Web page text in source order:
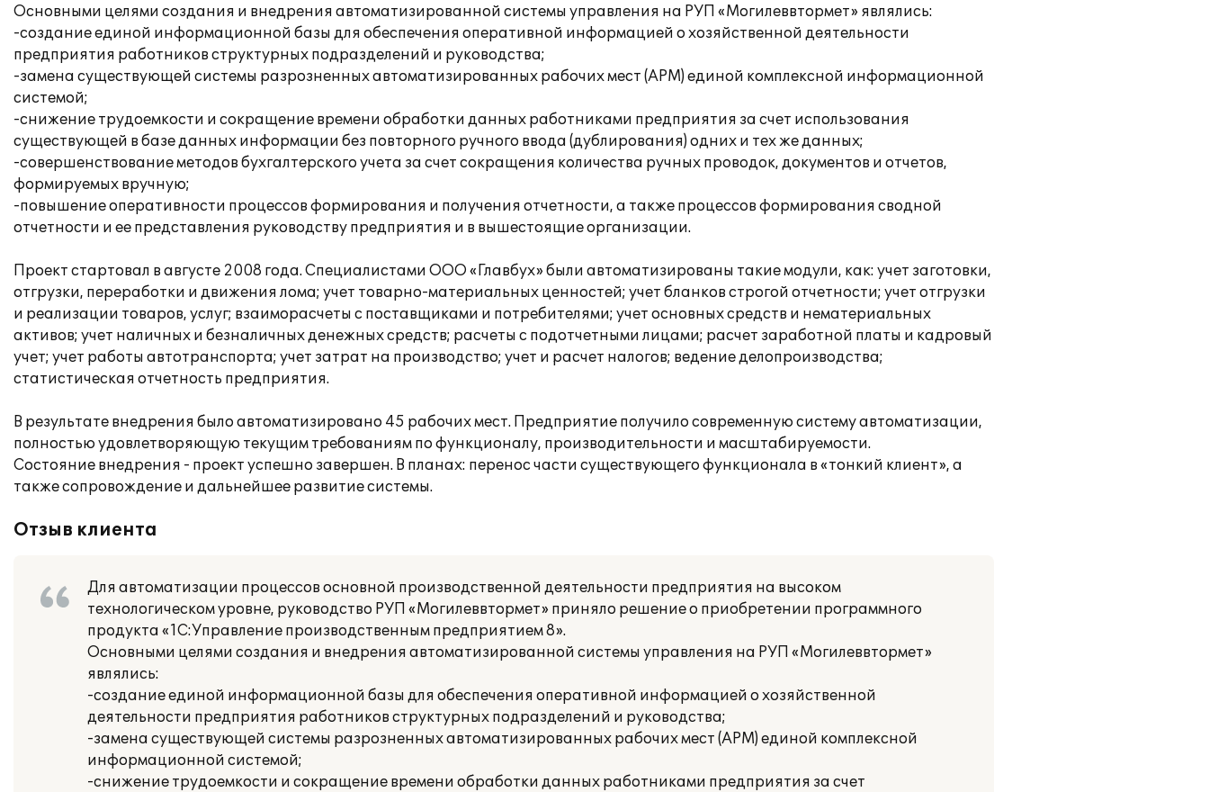
Основными целями создания и внедрения автоматизированной системы управления на РУП «Могилеввтормет» являлись:
-создание единой информационной базы для обеспечения оперативной информацией о хозяйственной деятельности
предприятия работников структурных подразделений и руководства;
-замена существующей системы разрозненных автоматизированных рабочих мест (АРМ) единой комплексной информационной
системой;
-снижение трудоемкости и сокращение времени обработки данных работниками предприятия за счет использования
существующей в базе данных информации без повторного ручного ввода (дублирования) одних и тех же данных;
-совершенствование методов бухгалтерского учета за счет сокращения количества ручных проводок, документов и отчетов,
формируемых вручную;
-повышение оперативности процессов формирования и получения отчетности, а также процессов формирования сводной
отчетности и ее представления руководству предприятия и в вышестоящие организации.
Проект стартовал в августе 2008 года. Специалистами ООО «Главбух» были автоматизированы такие модули, как: учет заготовки,
отгрузки, переработки и движения лома; учет товарно-материальных ценностей; учет бланков строгой отчетности; учет отгрузки
и реализации товаров, услуг; взаиморасчеты с поставщиками и потребителями; учет основных средств и нематериальных
активов; учет наличных и безналичных денежных средств; расчеты с подотчетными лицами; расчет заработной платы и кадровый
учет; учет работы автотранспорта; учет затрат на производство; учет и расчет налогов; ведение делопроизводства;
статистическая отчетность предприятия.
В результате внедрения было автоматизировано 45 рабочих мест. Предприятие получило современную систему автоматизации,
полностью удовлетворяющую текущим требованиям по функционалу, производительности и масштабируемости.
Состояние внедрения - проект успешно завершен. В планах: перенос части существующего функционала в «тонкий клиент», а
также сопровождение и дальнейшее развитие системы.
Отзыв клиента
Для автоматизации процессов основной производственной деятельности предприятия на высоком
технологическом уровне, руководство РУП «Могилеввтормет» приняло решение о приобретении программного
продукта «1С:Управление производственным предприятием 8».
Основными целями создания и внедрения автоматизированной системы управления на РУП «Могилеввтормет»
являлись:
-создание единой информационной базы для обеспечения оперативной информацией о хозяйственной
деятельности предприятия работников структурных подразделений и руководства;
-замена существующей системы разрозненных автоматизированных рабочих мест (АРМ) единой комплексной
информационной системой;
-снижение трудоемкости и сокращение времени обработки данных работниками предприятия за счет